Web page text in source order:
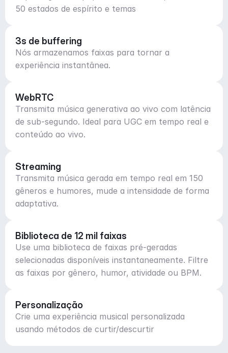
50 estados de espírito e temas
3s de buffering
Nós armazenamos faixas para tornar a
experiência instantânea.
WebRTC
Transmita música generativa ao vivo com latência
de sub-segundo. Ideal para UGC em tempo real e
conteúdo ao vivo.
Streaming
Transmita música gerada em tempo real em 150
gêneros e humores, mude a intensidade de forma
adaptativa.
Biblioteca de 12 mil faixas
Use uma biblioteca de faixas pré-geradas
selecionadas disponíveis instantaneamente. Filtre
as faixas por gênero, humor, atividade ou BPM.
Personalização
Crie uma experiência musical personalizada
usando métodos de curtir/descurtir